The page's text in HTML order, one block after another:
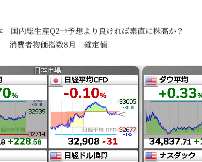
内総生産Q2→予想より良ければ素直に株高か？
費者物価指数8月 確定値